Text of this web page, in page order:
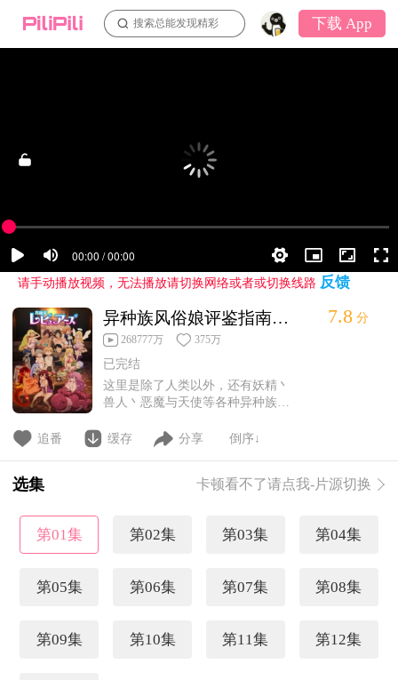
搜索总能发现精彩 下载 App
请手动播放视频，无法播放请切换网络或者或切换线路 反馈
异种族风俗娘评鉴指南第1集
268777万 375万
已完结
这里是除了人类以外，还有妖精丶
兽人丶恶魔与天使等各种异种族混
会有各异种族的风俗小店…。经常
（性方面的）感性不同的损友——
各异种族娘的杀必死以交叉评价的
7.8 分
追番 缓存 分享 倒序↓
选集 卡顿看不了请点我-片源切换
第01集 第02集 第03集 第04集
第05集 第06集 第07集 第08集
第09集 第10集 第11集 第12集